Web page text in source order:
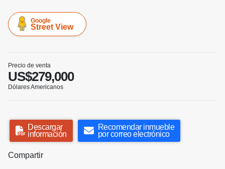
Google
Street View
Precio de venta
US$279,000
Dólares Americanos
Descargar
información
Recomendar inmueble
por correo electrónico
Compartir